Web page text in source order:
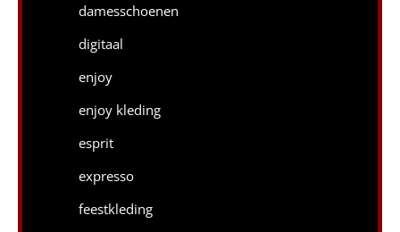
damesschoenen
digitaal
enjoy
enjoy kleding
esprit
expresso
feestkleding